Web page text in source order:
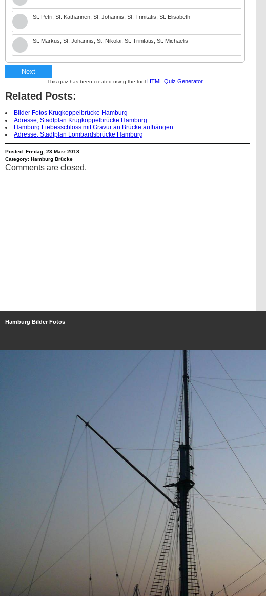
St. Petri, St. Katharinen, St. Johannis, St. Trinitatis, St. Elisabeth
St. Markus, St. Johannis, St. Nikolai, St. Trinitatis, St. Michaelis
Next
This quiz has been created using the tool HTML Quiz Generator
Related Posts:
Bilder Fotos Krugkoppelbrücke Hamburg
Adresse, Stadtplan Krugkoppelbrücke Hamburg
Hamburg Liebesschloss mit Gravur an Brücke aufhängen
Adresse, Stadtplan Lombardsbrücke Hamburg
Posted: Freitag, 23 März 2018
Category: Hamburg Brücke
Comments are closed.
Hamburg Bilder Fotos